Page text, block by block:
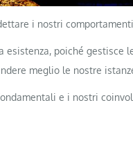
i nostri
esistenza, poiché gestisce
meglio le nostre
e i nostri